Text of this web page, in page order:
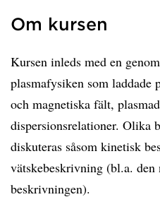
Om kursen
Kursen inleds med en
plasmafysiken som
och magnetiska fält,
dispersionsrelationer. Olika
diskuteras såsom kinetisk
vätskebeskrivning (bl.a. den
beskrivningen).